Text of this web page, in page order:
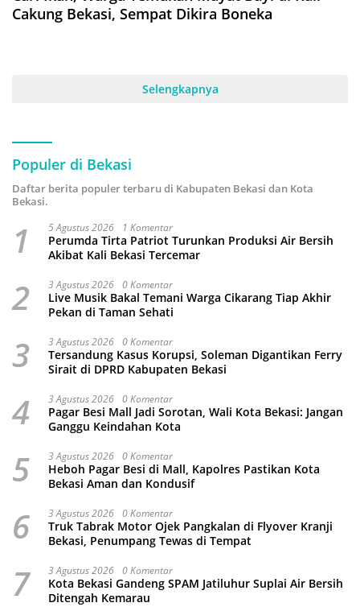
Cakung Bekasi, Sempat Dikira Boneka
Selengkapnya
Populer di Bekasi
Daftar berita populer terbaru di Kabupaten Bekasi dan Kota
Bekasi.
1 5 Agustus 2026 1 Komentar
Perumda Tirta Patriot Turunkan Produksi Air Bersih
Akibat Kali Bekasi Tercemar
2 3 Agustus 2026 0 Komentar
Live Musik Bakal Temani Warga Cikarang Tiap Akhir
Pekan di Taman Sehati
3 3 Agustus 2026 0 Komentar
Tersandung Kasus Korupsi, Soleman Digantikan Ferry
Sirait di DPRD Kabupaten Bekasi
4 3 Agustus 2026 0 Komentar
Pagar Besi Mall Jadi Sorotan, Wali Kota Bekasi: Jangan
Ganggu Keindahan Kota
5 3 Agustus 2026 0 Komentar
Heboh Pagar Besi di Mall, Kapolres Pastikan Kota
Bekasi Aman dan Kondusif
6 3 Agustus 2026 0 Komentar
Truk Tabrak Motor Ojek Pangkalan di Flyover Kranji
Bekasi, Penumpang Tewas di Tempat
7 3 Agustus 2026 0 Komentar
Kota Bekasi Gandeng SPAM Jatiluhur Suplai Air Bersih
Ditengah Kemarau